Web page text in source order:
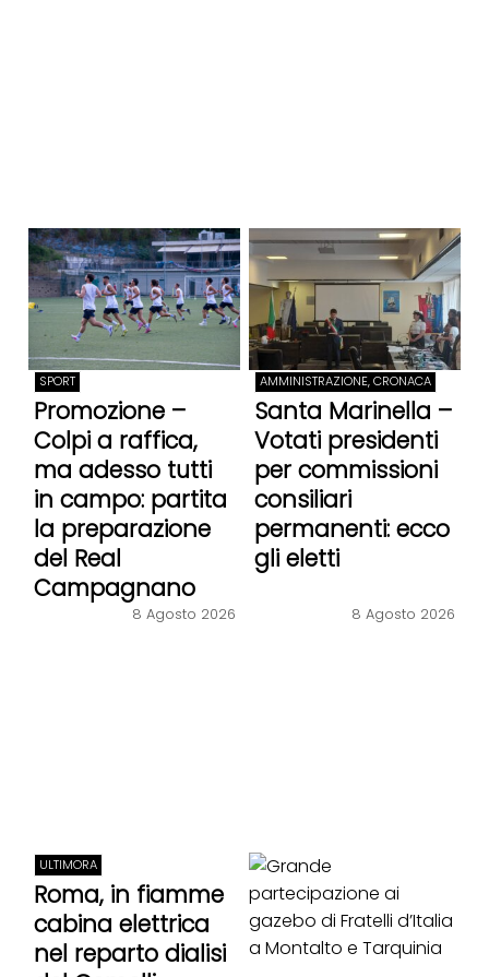
SPORT
Promozione –
Colpi a raffica,
ma adesso tutti
in campo: partita
la preparazione
del Real
Campagnano
8 Agosto 2026
AMMINISTRAZIONE, CRONACA
Santa Marinella –
Votati presidenti
per commissioni
consiliari
permanenti: ecco
gli eletti
8 Agosto 2026
ULTIMORA
Roma, in fiamme
cabina elettrica
nel reparto dialisi